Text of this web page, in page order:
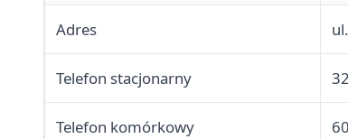
Adres
Telefon stacjonarny
Telefon komórkowy